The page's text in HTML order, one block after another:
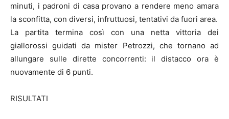
minuti, i padroni di casa provano a rendere meno amara
la sconfitta, con diversi, infruttuosi, tentativi da fuori area.
La partita termina così con una netta vittoria dei
giallorossi guidati da mister Petrozzi, che tornano ad
allungare sulle dirette concorrenti: il distacco ora è
nuovamente di 6 punti.
RISULTATI